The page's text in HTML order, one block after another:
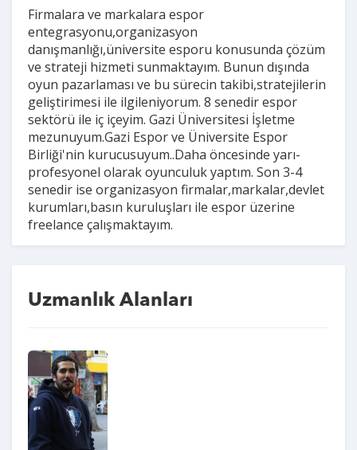
Firmalara ve markalara espor
entegrasyonu,organizasyon
danışmanlığı,üniversite esporu konusunda çözüm
ve strateji hizmeti sunmaktayım. Bunun dışında
oyun pazarlaması ve bu sürecin takibi,stratejilerin
geliştirimesi ile ilgileniyorum. 8 senedir espor
sektörü ile iç içeyim. Gazi Üniversitesi İşletme
mezunuyum.Gazi Espor ve Üniversite Espor
Birliği'nin kurucusuyum..Daha öncesinde yarı-
profesyonel olarak oyunculuk yaptım. Son 3-4
senedir ise organizasyon firmalar,markalar,devlet
kurumları,basın kuruluşları ile espor üzerine
freelance çalışmaktayım.
Uzmanlık Alanları